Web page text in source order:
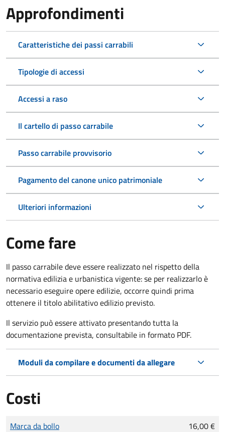
Approfondimenti
Caratteristiche dei passi carrabili
Tipologie di accessi
Accessi a raso
Il cartello di passo carrabile
Passo carrabile provvisorio
Pagamento del canone unico patrimoniale
Ulteriori informazioni
Come fare
Il passo carrabile deve essere realizzato nel rispetto della
normativa edilizia e urbanistica vigente: se per realizzarlo è
necessario eseguire opere edilizie, occorre quindi prima
ottenere il titolo abilitativo edilizio previsto.
Il servizio può essere attivato presentando tutta la
documentazione prevista, consultabile in formato PDF.
Moduli da compilare e documenti da allegare
Costi
Tipo di pagamento
Importo
Marca da bollo 16,00 €